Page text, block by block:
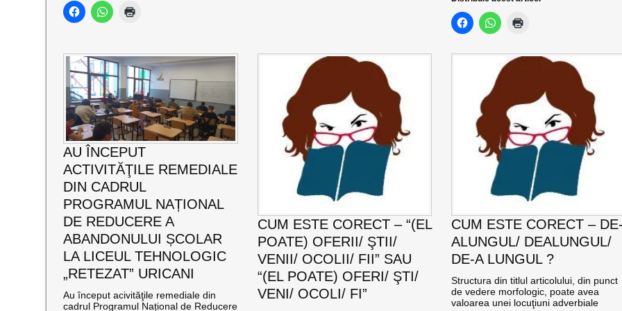
AU ÎNCEPUT
ACTIVITĂŢILE REMEDIALE
DIN CADRUL
PROGRAMUL NAȚIONAL
DE REDUCERE A
ABANDONULUI ȘCOLAR
LA LICEUL TEHNOLOGIC
„RETEZAT” URICANI
Au început acivităţile remediale din
cadrul Programul Național de Reducere
CUM ESTE CORECT – “(EL
POATE) OFERII/ ŞTII/
VENII/ OCOLII/ FII” SAU
“(EL POATE) OFERI/ ŞTI/
VENI/ OCOLI/ FI”
CUM ESTE CORECT –
ALUNGUL/ DEALUNGUL/
DE-A LUNGUL ?
Structura din titlul articolului, din punct
de vedere morfologic, poate avea
valoarea unei locuţiuni adverbiale